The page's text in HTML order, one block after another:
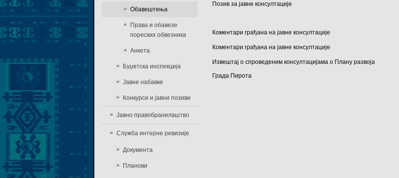
Позив за јавне консултације
Коментари грађана на јавне консултације
Коментари грађана на јавне консултације
Извештај о спроведеним консултацијама о Плану развоја
Града Пирота
Обавештења
Права и обавезе
пореских обвезника
Анкета
Буџетска инспекција
Јавне набавке
Конкурси и јавни позиви
Јавно правобранилаштво
Служба интерне ревизије
Документа
Планови